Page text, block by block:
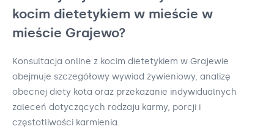
kocim dietetykiem w mieście w
mieście Grajewo?
Konsultacja online z kocim dietetykiem w Grajewie
obejmuje szczegółowy wywiad żywieniowy, analizę
obecnej diety kota oraz przekazanie indywidualnych
zaleceń dotyczących rodzaju karmy, porcji i
częstotliwości karmienia.